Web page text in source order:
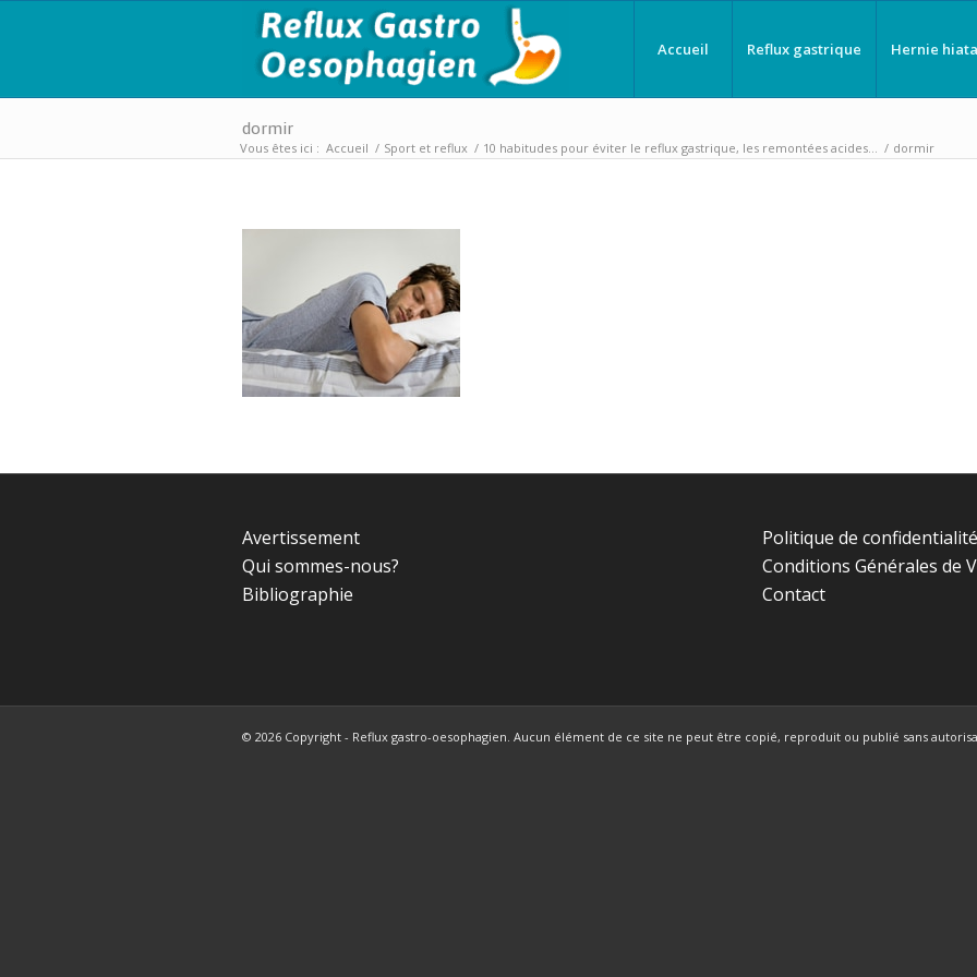
Accueil Reflux gastrique Hernie
dormir
Vous êtes ici : Accueil / Sport et reflux / 10 habitudes pour éviter le reflux gastrique, les remontées acides… / dormir
Avertissement
Qui sommes-nous?
Bibliographie
Politique de confidentialité
Conditions Générales de
Contact
© 2026 Copyright - Reflux gastro-oesophagien. Aucun élément de ce site ne peut être copié, reproduit ou publié sans